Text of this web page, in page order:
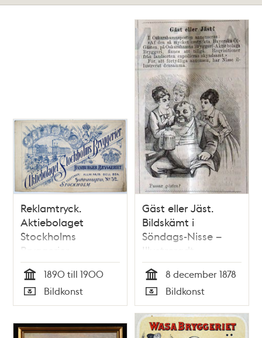
Reklamtryck.
Aktiebolaget
Stockholms
Bryggerier.
Hamburgerbryggeriet.
Tid
1890 till 1900
Typ
Bildkonst
Gäst eller Jäst.
Bildskämt i
Söndags-Nisse –
Illustreradt
Veckoblad för
Skämt, Humor och
Satir, nr 49, den 8
december 1878
Tid
8 december 1878
Typ
Bildkonst